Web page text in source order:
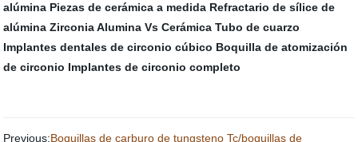
alúmina Piezas de cerámica a medida Refractario de sílice de
alúmina Zirconia Alumina Vs Cerámica Tubo de cuarzo
Implantes dentales de circonio cúbico Boquilla de atomización
de circonio Implantes de circonio completo
Previous:Boquillas de carburo de tungsteno Tc/boquillas de